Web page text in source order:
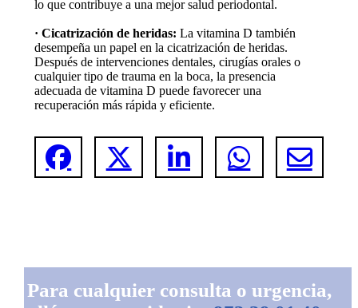
lo que contribuye a una mejor salud periodontal.
· Cicatrización de heridas:La vitamina D también
desempeña un papel en la cicatrización de heridas.
Después de intervenciones dentales, cirugías orales o
cualquier tipo de trauma en la boca, la presencia
adecuada de vitamina D puede favorecer una
recuperación más rápida y eficiente.
Para cualquier consulta o urgencia,